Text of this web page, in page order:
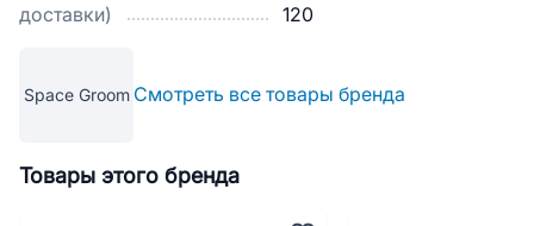
доставки)
120
Space Groom Смотреть все товары бренда
Товары этого бренда